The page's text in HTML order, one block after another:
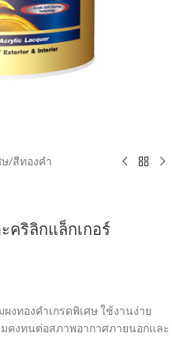
ษ/สีทองคำ
คริลิกแล็กเกอร์
งทองคำเกรดพิเศษ ใช้งานง่าย
คงทนต่อสภาพอากาศภายนอกและ